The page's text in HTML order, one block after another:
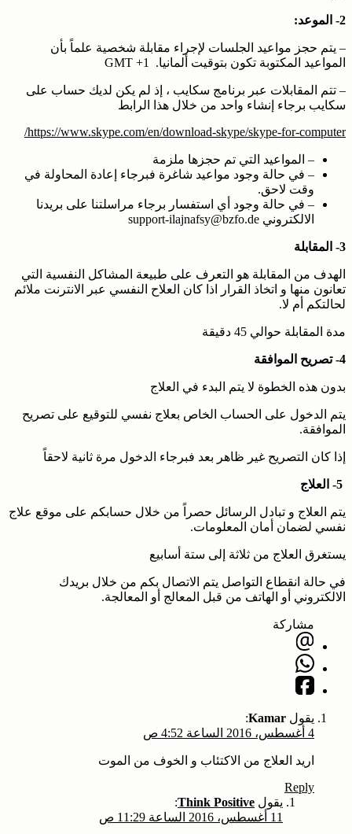
2- الموعد:
– يتم حجز مواعيد الجلسات لإجراء مقابلة شخصية علماً بأن
المواعيد المكتوبة تكون بتوقيت ألمانيا. GMT +1
– تتم المقابلات عبر برنامج سكايب ، إذ لم يكن لديك حساب على
سكايب برجاء إنشاء واحد من خلال هذا الرابط
https://www.skype.com/en/download-skype/skype-for-computer/
– المواعيد التي تم حجزها ملزمة
– في حالة وجود مواعيد شاغرة فبرجاء إعادة المحاولة في
وقت لاحق.
– في حالة وجود أي استفسار برجاء مراسلتنا على بريدنا
الالكتروني support-ilajnafsy@bzfo.de
3- المقابلة
الهدف من المقابلة هو التعرف على طبيعة المشاكل النفسية التي
تعانون منها و اتخاذ القرار اذا كان العلاح النفسي عبر الانترنت ملائم
لحالتكم أم لا.
مدة المقابلة حوالي 45 دقيقة
4- تصريح الموافقة
بدون هذه الخطوة لا يتم البدء في العلاج
يتم الدخول على الحساب الخاص بعلاج نفسي للتوقيع على تصريح
الموافقة.
إذا كان التصريح غير ظاهر بعد فبرجاء الدخول مرة ثانية لاحقاً
يتم العلاج و تبادل الرسائل حصراً من خلال حسابكم على موقع علاج
نفسي لضمان أمان المعلومات.
يستغرق العلاج من ثلاثة إلى ستة أسابيع
في حالة انقطاع التواصل يتم الاتصال بكم من خلال بريدك
الالكتروني أو الهاتف من قبل المعالج أو المعالجة.
مشاركة
يقول Kamar
:
4 أغسطس، 2016 الساعة 4:52 ص
اريد العلاج من الاكتئاب و الخوف من الموت
Reply
يقول Think Positive
:
11 أغسطس، 2016 الساعة 11:29 ص